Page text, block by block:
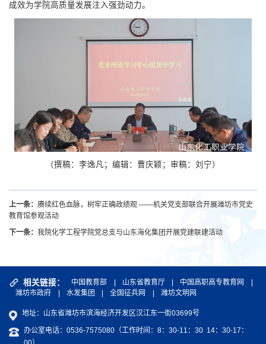
成效为学院高质量发展注入强劲动力。
（撰稿：李逸凡；编辑：曹庆颖；审稿：刘宁）
上一条： 赓续红色血脉，树牢正确政绩观 ——机关党支部联合开展潍坊市党史
教育馆参观活动
下一条： 我院化学工程学院党总支与山东海化集团开展党建联建活动
相关链接： 中国教育部 山东省教育厅 中国高职高专教育网
潍坊市政府
水发集团 全国征兵网 潍坊文明网
地址：山东省潍坊市滨海经济开发区汉江东一街03699号
办公室电话：0536-7575080（工作时间：8：30-11：30 14：30-17：